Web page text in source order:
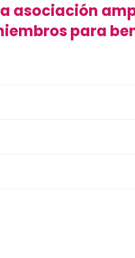
asociación
para